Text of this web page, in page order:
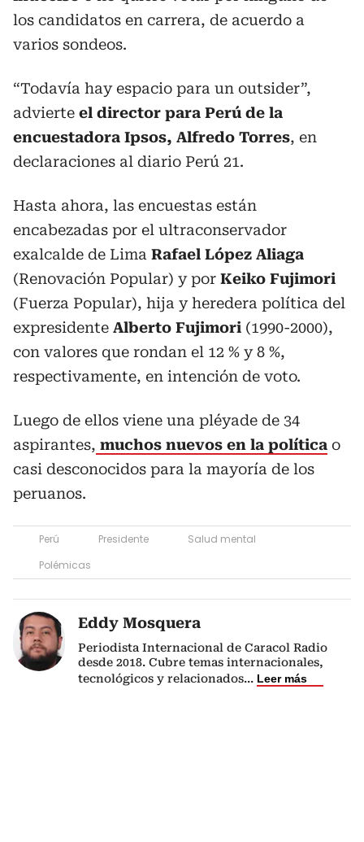
los candidatos en carrera, de acuerdo a
varios sondeos.
“Todavía hay espacio para un outsider”,
advierte el director para Perú de la
encuestadora Ipsos, Alfredo Torres, en
declaraciones al diario Perú 21.
Hasta ahora, las encuestas están
encabezadas por el ultraconservador
exalcalde de Lima Rafael López Aliaga
(Renovación Popular) y por Keiko Fujimori
(Fuerza Popular), hija y heredera política del
expresidente Alberto Fujimori (1990-2000),
con valores que rondan el 12 % y 8 %,
respectivamente, en intención de voto.
Luego de ellos viene una pléyade de 34
aspirantes, muchos nuevos en la política o
casi desconocidos para la mayoría de los
peruanos.
Perú Presidente
Salud mental
Polémicas
Eddy Mosquera
Periodista Internacional de Caracol Radio
desde 2018. Cubre temas internacionales,
tecnológicos y relacionados... Leer más